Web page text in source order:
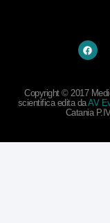
Copyright © 2017
scientifica edita daAV
Catania